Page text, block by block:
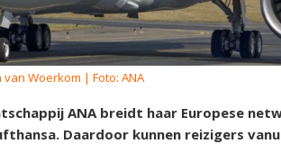
van Woerkom | Foto: ANA
ANA breidt haar Europese
Daardoor kunnen reizigers